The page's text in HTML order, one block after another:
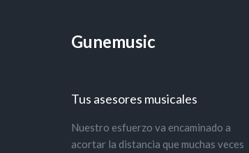
Gunemusic
Tus asesores musicales
Nuestro esfuerzo va encaminado a
acortar la distancia que muchas veces